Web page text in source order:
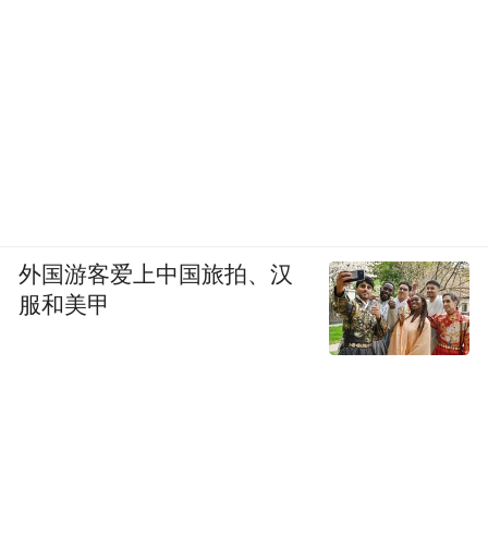
外国游客爱上中国旅拍、汉
服和美甲